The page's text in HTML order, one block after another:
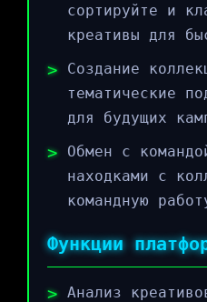
сортируйте и
креативы для
Создание
тематические
для будущих
Обмен с
находками с
командную
Функции
Анализ